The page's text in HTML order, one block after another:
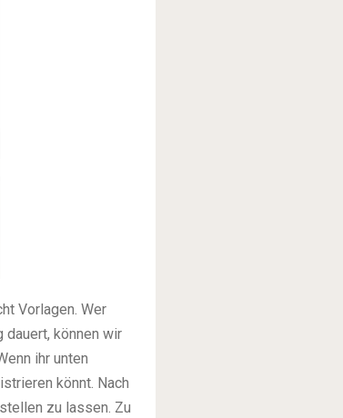
Vorlagen. Wer
dauert, können wir
ihr unten
könnt. Nach
zu lassen. Zu